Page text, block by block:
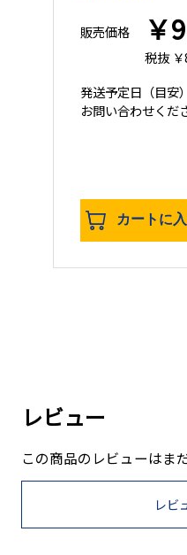
販売価格 ￥
税抜
発送予定日 （目安
お問い合わせくだ
カートに
レビュー
この商品のレビューはま
レビ